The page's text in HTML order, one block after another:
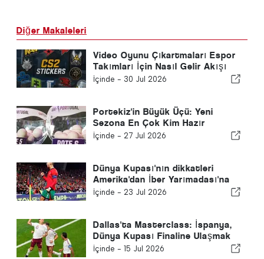
Diğer Makaleleri
Video Oyunu Çıkartmaları Espor
Takımları İçin Nasıl Gelir Akışı
Oldu
İçinde - 30 Jul 2026
Portekiz'in Büyük Üçü: Yeni
Sezona En Çok Kim Hazır
Görünüyor?
İçinde - 27 Jul 2026
Dünya Kupası'nın dikkatleri
Amerika'dan İber Yarımadası'na
kayıyor
İçinde - 23 Jul 2026
Dallas'ta Masterclass: İspanya,
Dünya Kupası Finaline Ulaşmak
için Fransa'yı geride bıraktı
İçinde - 15 Jul 2026